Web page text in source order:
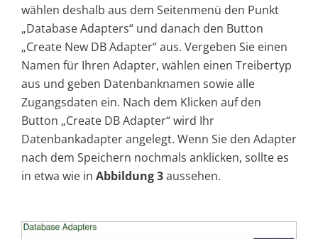
wählen deshalb aus dem Seitenmenü den Punkt
„Database Adapters“ und danach den Button
„Create New DB Adapter“aus. Vergeben Sie einen
Namen für Ihren Adapter, wählen einen Treibertyp
aus und geben Datenbanknamen sowie alle
Zugangsdaten ein. Nach dem Klicken auf den
Button „Create DB Adapter“ wird Ihr
Datenbankadapter angelegt. Wenn Sie den Adapter
nach dem Speichern nochmals anklicken, sollte es
in etwa wie in Abbildung 3aussehen.